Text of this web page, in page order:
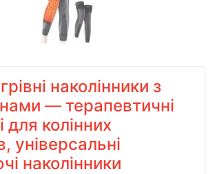
наколінники з
— терапевтичні
для колінних
універсальні
наколінники